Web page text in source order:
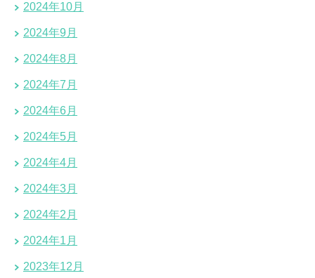
2024年10月
2024年9月
2024年8月
2024年7月
2024年6月
2024年5月
2024年4月
2024年3月
2024年2月
2024年1月
2023年12月